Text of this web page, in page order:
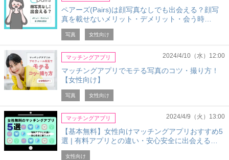
ペアーズ(Pairs)は顔写真なしでも出会える？顔写
真を載せないメリット・デメリット・会う時…
写真 女性向け
マッチングアプリ 2024/4/10（水）12:00
マッチングアプリでモテる写真のコツ・撮り方！
【女性向け】
写真 女性向け
マッチングアプリ 2024/4/9（火）13:00
【基本無料】女性向けマッチングアプリおすすめ5
選 | 有料アプリとの違い・安心安全に出会える…
女性向け